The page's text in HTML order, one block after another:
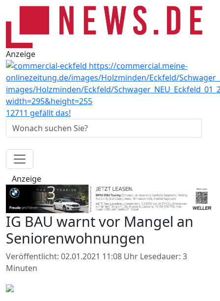
Anzeige
12711 gefällt das!
Anzeige
IG BAU warnt vor Mangel an
Seniorenwohnungen
Veröffentlicht: 02.01.2021 11:08 Uhr Lesedauer: 3
Minuten